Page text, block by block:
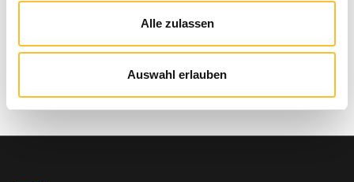
Alle zulassen
Auswahl erlauben